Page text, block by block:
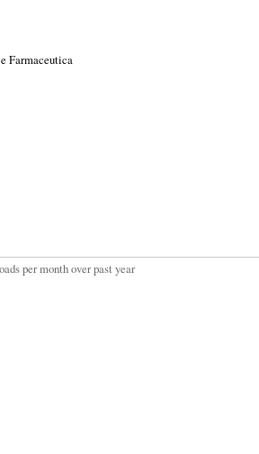
Farmaceutica
per month over past year